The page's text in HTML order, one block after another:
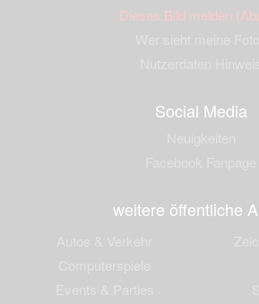
Dieses Bild melden
Social Media
weitere öffentliche